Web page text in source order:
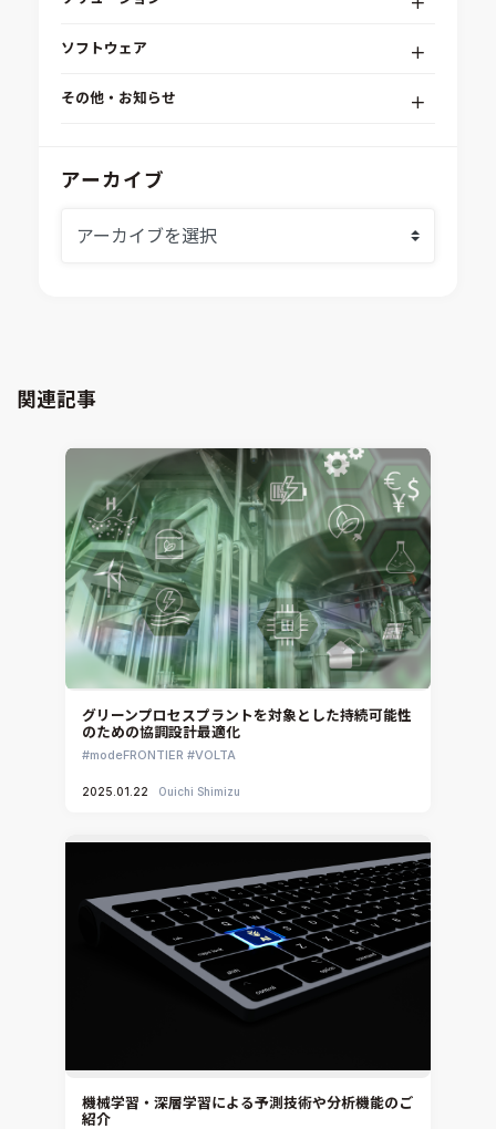
組込みソフトウェア開発プラットフォーム
システムシミュレーション
CAD連携・CAE業務支援
MBDプロセス構築コンサルティング
CAEエンジニアリングコンサルティング
音響設計
CAE分野におけるAIコンサルティング
システム構築と開発
ソフトウェア
modeFRONTIER
Ansys SCADE
Virtual Environment
CONVERGE
iconCFD
SIMULIA Abaqus Unified FEA
Simcenter Flotherm
Simcenter Flotherm XT
Ansys Electronics
DEMITASNX
Simcenter 3D Acoustics
Rocky
CATIA V5 Analysis
Ansys EnSight
ennovaCFD
MpCCI
Ansys Granta MI
Ansys Granta Selector
その他・お知らせ
IDAJからのお知らせ
アーカイブ
関連記事
グリーンプロセスプラントを対象とした持続可能性
のための協調設計最適化
modeFRONTIER VOLTA
2025.01.22 Ouichi Shimizu
機械学習・深層学習による予測技術や分析機能のご
紹介